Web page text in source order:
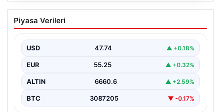
Chelsea, Milan Karşısında Güçlü Bir
Performans Sergiledi
karşılaşmasında İtalya’nın dev ekiplerinden Milan ile
karşılaştı. Maç boyunca…
Piyasa Verileri
USD 47.74 ▲ +0.18%
EUR 55.25 ▲ +0.32%
ALTIN 6660.6 ▲ +2.59%
BTC 3087205 ▼ -0.17%